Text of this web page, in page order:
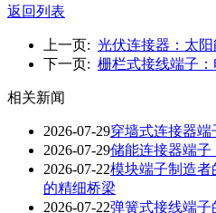
返回列表
上一页: 光伏连接器：太
下一页: 栅栏式接线端子
相关新闻
2026-07-29穿墙式连接器
2026-07-29储能连接器端
2026-07-22模块端子制造者
的精细桥梁
2026-07-22弹簧式接线端子